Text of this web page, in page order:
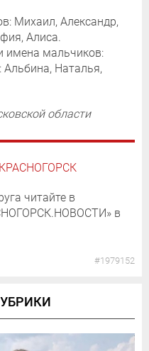
Михаил, Александр,
Алиса.
имена мальчиков:
Альбина, Наталья,
области
читайте в
в
#1979152